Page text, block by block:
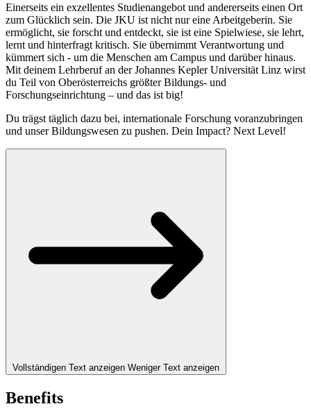
Einerseits ein exzellentes Studienangebot und andererseits einen Ort
zum Glücklich sein. Die JKU ist nicht nur eine Arbeitgeberin. Sie
ermöglicht, sie forscht und entdeckt, sie ist eine Spielwiese, sie lehrt,
lernt und hinterfragt kritisch. Sie übernimmt Verantwortung und
kümmert sich - um die Menschen am Campus und darüber hinaus.
Mit deinem Lehrberuf an der Johannes Kepler Universität Linz wirst
du Teil von Oberösterreichs größter Bildungs- und
Forschungseinrichtung – und das ist big!
Du trägst täglich dazu bei, internationale Forschung voranzubringen
und unser Bildungswesen zu pushen. Dein Impact? Next Level!
Vollständigen Text anzeigen Weniger Text anzeigen
Benefits